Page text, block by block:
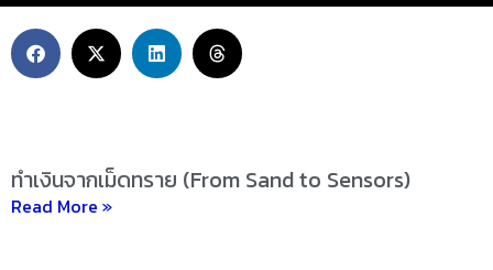
ทำเงินจากเม็ดทราย (From Sand to Sensors)
Read More »